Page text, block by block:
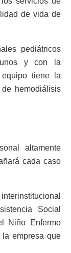
de vida de
pediátricos
y con la
tiene la
hemodiálisis
altamente
cada caso
Social
Niño Enfermo
empresa que